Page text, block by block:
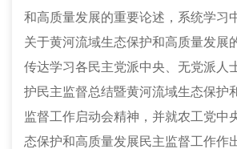
和高质量发展的重要论述，系统学习
关于黄河流域生态保护和高质量发展
传达学习各民主党派中央、无党派人
护民主监督总结暨黄河流域生态保护
监督工作启动会精神，并就农工党中
态保护和高质量发展民主监督工作作